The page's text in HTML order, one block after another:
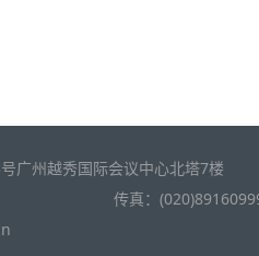
广州越秀国际会议中心北塔7楼
传真：